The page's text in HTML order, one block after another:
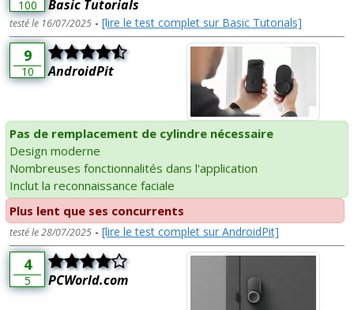
100 Basic Tutorials
testé le 16/07/2025 - [lire le test complet sur Basic Tutorials]
9
10 AndroidPit
Pas de remplacement de cylindre nécessaire
Design moderne
Nombreuses fonctionnalités dans l'application
Inclut la reconnaissance faciale
Plus lent que ses concurrents
testé le 28/07/2025 - [lire le test complet sur AndroidPit]
4
5 PCWorld.com